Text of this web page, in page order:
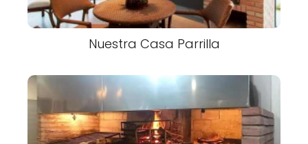
Nuestra Casa Parrilla